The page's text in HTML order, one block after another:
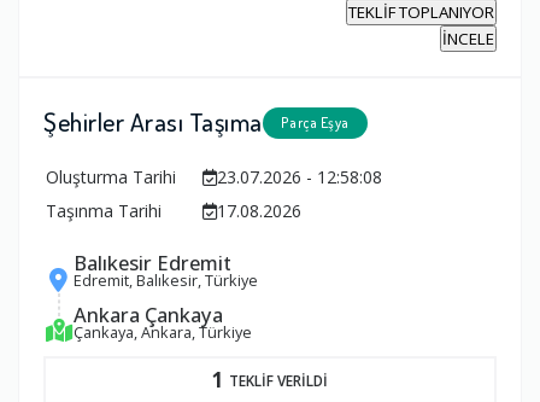
TEKLİF TOPLANIYOR
İNCELE
Şehirler Arası Taşıma Parça Eşya
Oluşturma Tarihi
23.07.2026 - 12:58:08
Taşınma Tarihi
17.08.2026
Balıkesir Edremit
Edremit, Balıkesir, Türkiye
Ankara Çankaya
Çankaya, Ankara, Türkiye
1 TEKLİF VERİLDİ